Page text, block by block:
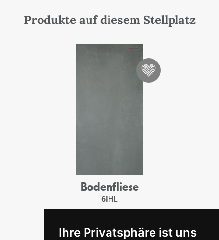
Ihre Privatsphäre ist uns
Produkte auf diesem Stellplatz
Bodenfliese
6IHL
45x90x1,0 cm